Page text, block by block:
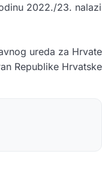
2022./23. nalazi
ureda za Hrvate
Republike Hrvatske